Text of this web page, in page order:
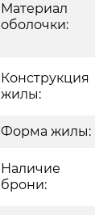
Материал
оболочки:
Конструкция
жилы:
Форма жилы:
Наличие
брони: